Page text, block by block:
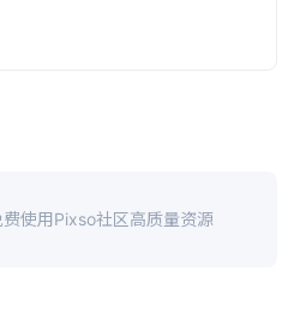
费使用Pixso社区高质量资源